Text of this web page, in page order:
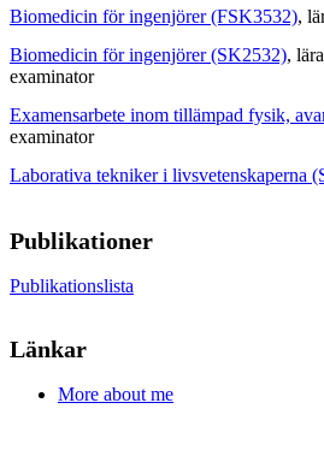
Biomedicin för ingenjörer (FSK3532),
Biomedicin för ingenjörer (SK2532),
examinator
Examensarbete inom tillämpad fysik,
examinator
Laborativa tekniker i livsvetenskaperna
Publikationer
Publikationslista
Länkar
More about me